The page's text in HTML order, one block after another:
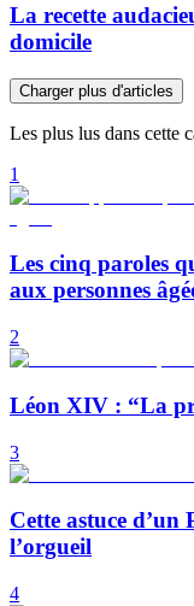
La recette
domicile
Charger plus d'articles
Les plus lus dans cette
1
Les cinq paroles
aux personnes
2
Léon XIV : “La
3
Cette astuce
l’orgueil
4